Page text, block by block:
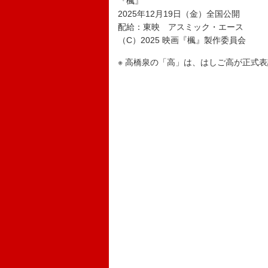
2025年12月19日（金）全国公開
配給：東映 アスミック・エース
（C）2025 映画『楓』製作委員会
※ 高橋泉の「高」は、はしご高が正式